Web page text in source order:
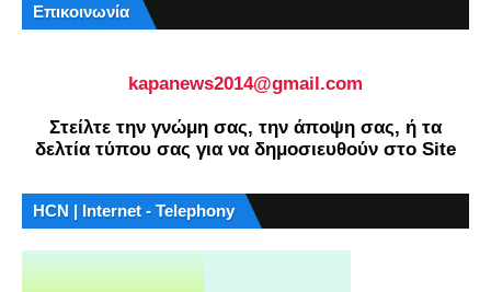
Επικοινωνία
kapanews2014@gmail.com
Στείλτε την γνώμη σας, την άποψη σας, ή τα
δελτία τύπου σας για να δημοσιευθούν στο Site
HCN | Internet - Telephony